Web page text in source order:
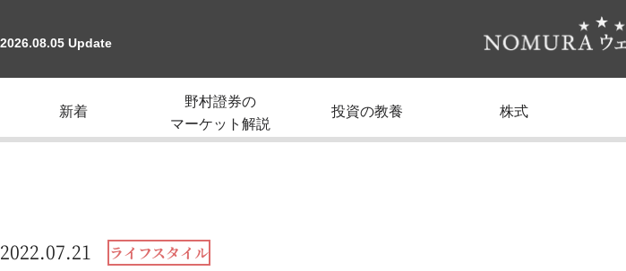
2026.08.05 Update
新着
野村證券の
マーケット解説
投資の教養 株式
2022.07.21 ライフスタイル